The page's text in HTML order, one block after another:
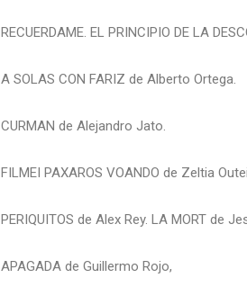
RECUERDAME. EL PRINCIPIO DE LA
A SOLAS CON FARIZ de Alberto Ortega.
CURMAN de Alejandro Jato.
FILMEI PAXAROS VOANDO de Zeltia
PERIQUITOS de Alex Rey. LA MORT de
APAGADA de Guillermo Rojo,